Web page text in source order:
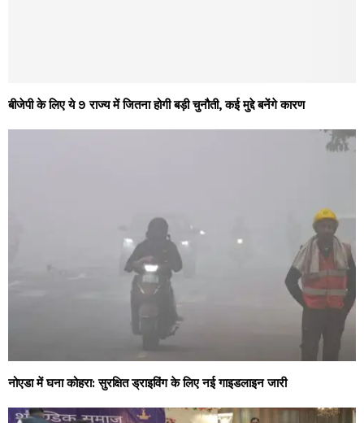
बीजेपी के लिए ये 9 राज्य में जितना होगी बड़ी चुनौती, कई मुद्दे बनेंगे कारण
नोएडा में घना कोहरा: सुरक्षित ड्राइविंग के लिए नई गाइडलाइन जारी